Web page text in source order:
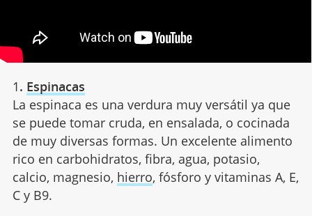
1. Espinacas
La espinaca es una verdura muy versátil ya que
se puede tomar cruda, en ensalada, o cocinada
de muy diversas formas. Un excelente alimento
rico en carbohidratos, fibra, agua, potasio,
calcio, magnesio, hierro, fósforo y vitaminas A, E,
C y B9.